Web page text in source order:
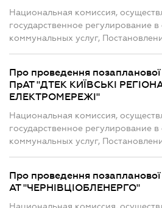
Национальная комиссия,
государственное регулирование
коммунальных услуг,
Про проведення позапланової
ПрАТ "ДТЕК КИЇВСЬКІ
ЕЛЕКТРОМЕРЕЖІ"
Национальная комиссия,
государственное регулирование
коммунальных услуг,
Про проведення позапланової
АТ "ЧЕРНІВЦІОБЛЕНЕРГО"